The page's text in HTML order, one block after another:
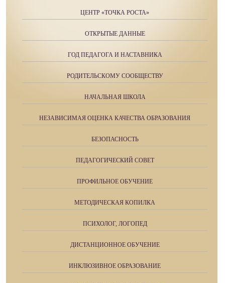
ЦЕНТР «ТОЧКА РОСТА»
ОТКРЫТЫЕ ДАННЫЕ
ГОД ПЕДАГОГА И НАСТАВНИКА
РОДИТЕЛЬСКОМУ СООБЩЕСТВУ
НАЧАЛЬНАЯ ШКОЛА
НЕЗАВИСИМАЯ ОЦЕНКА КАЧЕСТВА ОБРАЗОВАНИЯ
БЕЗОПАСНОСТЬ
ПЕДАГОГИЧЕСКИЙ СОВЕТ
ПРОФИЛЬНОЕ ОБУЧЕНИЕ
МЕТОДИЧЕСКАЯ КОПИЛКА
ПСИХОЛОГ, ЛОГОПЕД
ДИСТАНЦИОННОЕ ОБУЧЕНИЕ
ИНКЛЮЗИВНОЕ ОБРАЗОВАНИЕ